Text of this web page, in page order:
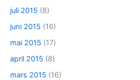
juli 2015 (8)
juni 2015 (16)
mai 2015 (17)
april 2015 (8)
mars 2015 (16)